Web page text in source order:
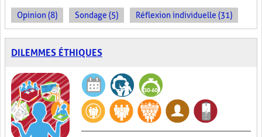
Opinion (8) Sondage (5) Réflexion individuelle (31)
DILEMMES ÉTHIQUES